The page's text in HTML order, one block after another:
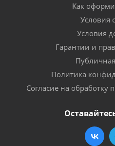
Как
Условия
Условия
Гарантии и
Политика
Согласие на обработку